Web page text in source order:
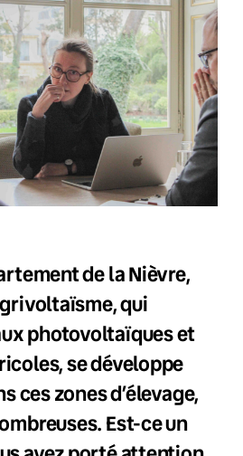
de la Nièvre,
qui
photovoltaïques et
se développe
ces zones d’élevage,
Est-ce un